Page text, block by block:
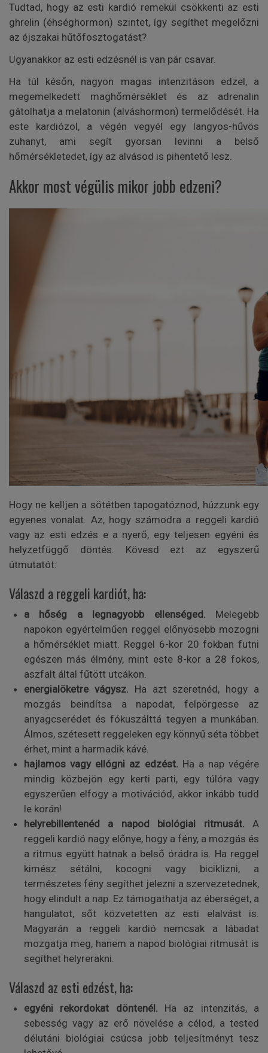
Tudtad, hogy az esti kardió remekül csökkenti az esti
ghrelin (éhséghormon) szintet, így segíthet megelőzni
az éjszakai hűtőfosztogatást?
Ugyanakkor az esti edzésnél is van pár csavar.
Ha túl későn, nagyon magas intenzitáson edzel, a
megemelkedett maghőmérséklet és az adrenalin
gátolhatja a melatonin (alváshormon) termelődését. Ha
este kardiózol, a végén vegyél egy langyos-hűvös
zuhanyt, ami segít gyorsan levinni a belső
hőmérsékletedet, így az alvásod is pihentető lesz.
Akkor most végülis mikor jobb edzeni?
Hogy ne kelljen a sötétben tapogatóznod, húzzunk egy
egyenes vonalat. Az, hogy számodra a reggeli kardió
vagy az esti edzés e a nyerő, egy teljesen egyéni és
helyzetfüggő döntés. Kövesd ezt az egyszerű
útmutatót:
Válaszd a reggeli kardiót, ha:
a hőség a legnagyobb ellenséged. Melegebb
napokon egyértelműen reggel előnyösebb mozogni
a hőmérséklet miatt. Reggel 6-kor 20 fokban futni
egészen más élmény, mint este 8-kor a 28 fokos,
aszfalt által fűtött utcákon.
energialöketre vágysz. Ha azt szeretnéd, hogy a
mozgás beindítsa a napodat, felpörgesse az
anyagcserédet és fókuszálttá tegyen a munkában.
Álmos, szétesett reggeleken egy könnyű séta többet
érhet, mint a harmadik kávé.
hajlamos vagy ellógni az edzést. Ha a nap végére
mindig közbejön egy kerti parti, egy túlóra vagy
egyszerűen elfogy a motivációd, akkor inkább tudd
le korán!
helyrebillentenéd a napod biológiai ritmusát. A
reggeli kardió nagy előnye, hogy a fény, a mozgás és
a ritmus együtt hatnak a belső órádra is. Ha reggel
kimész sétálni, kocogni vagy biciklizni, a
természetes fény segíthet jelezni a szervezetednek,
hogy elindult a nap. Ez támogathatja az éberséget, a
hangulatot, sőt közvetetten az esti elalvást is.
Magyarán a reggeli kardió nemcsak a lábadat
mozgatja meg, hanem a napod biológiai ritmusát is
segíthet helyrerakni.
Válaszd az esti edzést, ha:
egyéni rekordokat döntenél. Ha az intenzitás, a
sebesség vagy az erő növelése a célod, a tested
délutáni biológiai csúcsa jobb teljesítményt tesz